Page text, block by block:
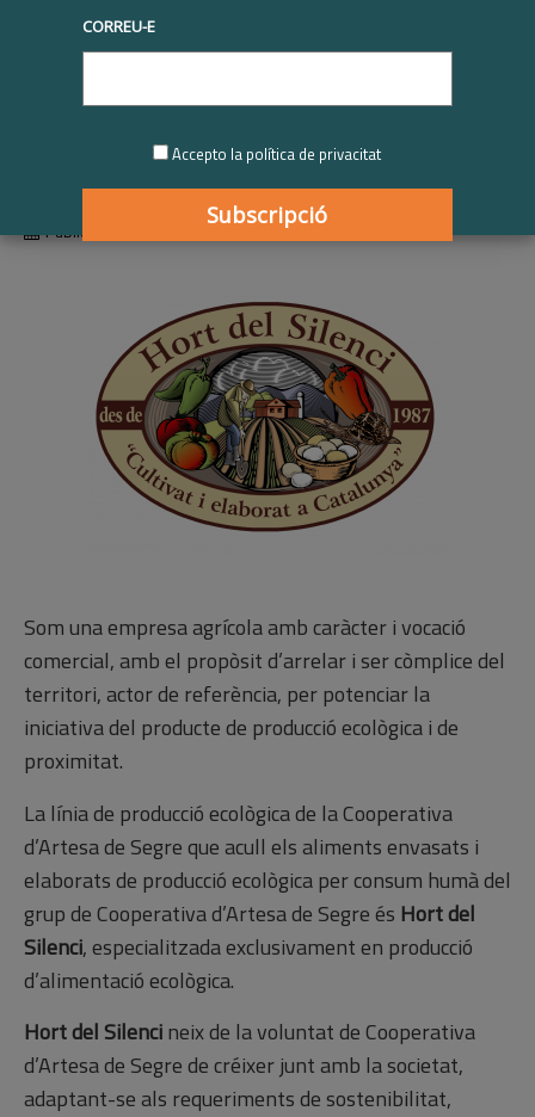
Hort del Silenci |
Participant RSE.Pime
2023-2024
Publicat
Som una empresa agrícola amb caràcter i vocació
comercial, amb el propòsit d’arrelar i ser còmplice del
territori, actor de referència, per potenciar la
iniciativa del producte de producció ecològica i de
proximitat.
La línia de producció ecològica de la Cooperativa
d’Artesa de Segre que acull els aliments envasats i
elaborats de producció ecològica per consum humà del
grup de Cooperativa d’Artesa de Segre és Hort del
Silenci, especialitzada exclusivament en producció
d’alimentació ecològica.
Hort del Silencineix de la voluntat de Cooperativa
d’Artesa de Segre de créixer junt amb la societat,
adaptant-se als requeriments de sostenibilitat,
CORREU-E
Accepto la política de privacitat